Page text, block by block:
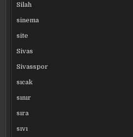
Silah
sinema
site
Sivas
Sivasspor
sıcak
sınır
sıra
sıvı